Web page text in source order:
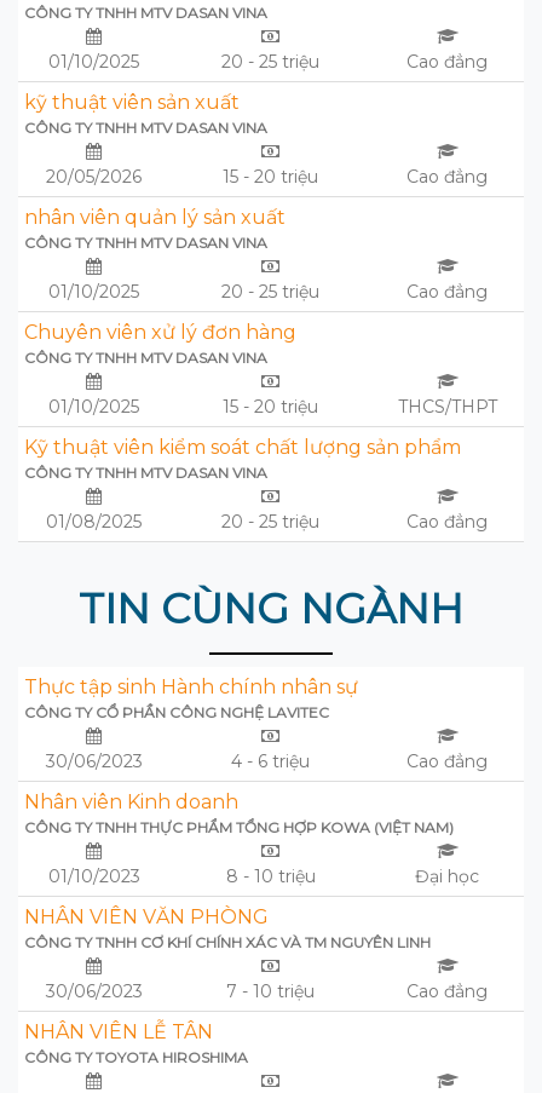
CÔNG TY TNHH MTV DASAN VINA
01/10/2025 20 - 25 triệu Cao đẳng
kỹ thuật viên sản xuất
CÔNG TY TNHH MTV DASAN VINA
20/05/2026 15 - 20 triệu Cao đẳng
nhân viên quản lý sản xuất
CÔNG TY TNHH MTV DASAN VINA
01/10/2025 20 - 25 triệu Cao đẳng
Chuyên viên xử lý đơn hàng
CÔNG TY TNHH MTV DASAN VINA
01/10/2025 15 - 20 triệu THCS/THPT
Kỹ thuật viên kiểm soát chất lượng sản phẩm
CÔNG TY TNHH MTV DASAN VINA
01/08/2025 20 - 25 triệu Cao đẳng
TIN CÙNG NGÀNH
Thực tập sinh Hành chính nhân sự
CÔNG TY CỔ PHẦN CÔNG NGHỆ LAVITEC
30/06/2023 4 - 6 triệu Cao đẳng
Nhân viên Kinh doanh
CÔNG TY TNHH THỰC PHẨM TỔNG HỢP KOWA (VIỆT NAM)
01/10/2023 8 - 10 triệu Đại học
NHÂN VIÊN VĂN PHÒNG
CÔNG TY TNHH CƠ KHÍ CHÍNH XÁC VÀ TM NGUYÊN LINH
30/06/2023 7 - 10 triệu Cao đẳng
NHÂN VIÊN LỄ TÂN
CÔNG TY TOYOTA HIROSHIMA